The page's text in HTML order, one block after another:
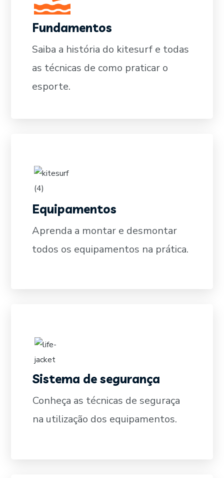
Fundamentos
Saiba a história do kitesurf e todas
as técnicas de como praticar o
esporte.
Equipamentos
Aprenda a montar e desmontar
todos os equipamentos na prática.
SAIBA MAIS
Sistema de segurança
Conheça as técnicas de seguraça
na utilização dos equipamentos.
SAIBA MAIS